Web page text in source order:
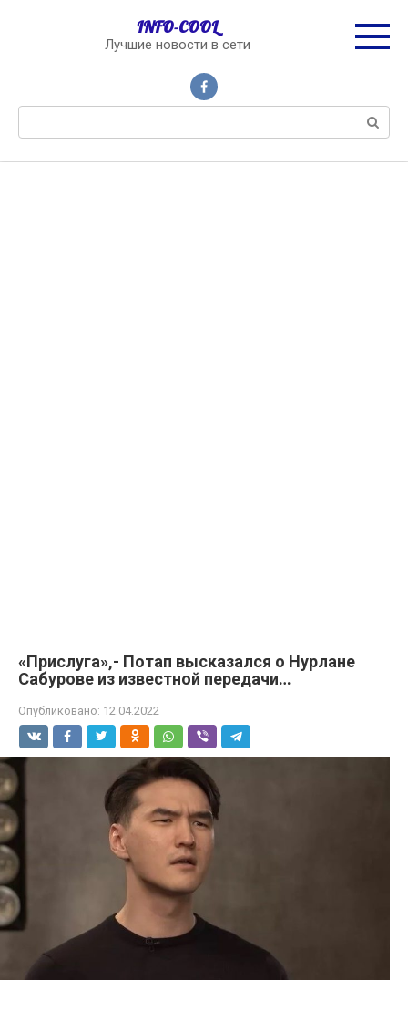
INFO-COOL
Лучшие новости в сети
«Прислуга»,- Потап высказался о Нурлане
Сабурове из известной передачи…
Опубликовано: 12.04.2022